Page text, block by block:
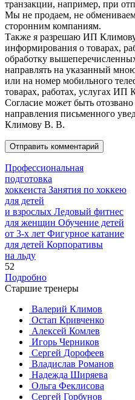
транзакции, например, при
Мы не продаем, не
сторонним компаниям.
Также я разрешаю ИП
информирования о товарах,
обработку
направлять на указанный
или на номер мобильного
товарах, работах, услугах
Согласие может быть
направления письменного
Климову В. В.
Профессиональная
подготовка
хоккеиста Занятия по хоккею
для детей
и взрослых Ледовый фитнес
для женщин Обучение детей
от 3-х лет Фигурное катание
для детей Корпоративы
на льду
52
Подробно
Старшие тренеры
Валерий Климов
Остап Кривченко
Алексей Комлев
Игорь Черников
Сергей Дорофеев
Владислав Романов
Надежда Ширяева
Ольга Феклисова
Сергей Горбунов